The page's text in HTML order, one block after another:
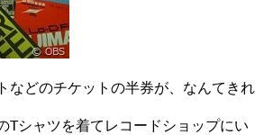
などのチケットの半券が、なんてきれ
Tシャツを着てレコードショップにい